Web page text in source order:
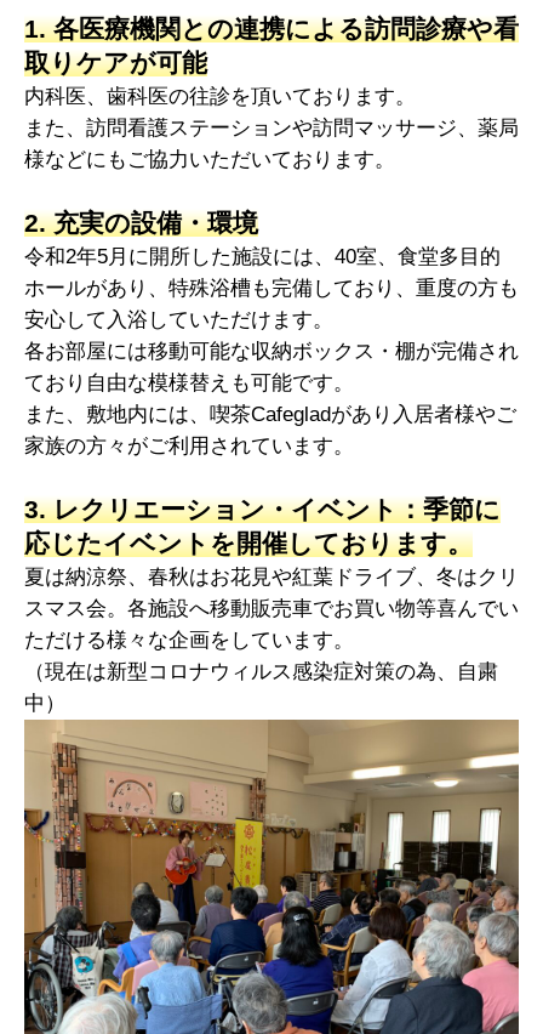
1. 各医療機関との連携による訪問診療や看
取りケアが可能
内科医、歯科医の往診を頂いております。
また、訪問看護ステーションや訪問マッサージ、薬局
様などにもご協力いただいております。
2. 充実の設備・環境
令和2年5月に開所した施設には、40室、食堂多目的
ホールがあり、特殊浴槽も完備しており、重度の方も
安心して入浴していただけます。
各お部屋には移動可能な収納ボックス・棚が完備され
ており自由な模様替えも可能です。
また、敷地内には、喫茶Cafegladがあり入居者様やご
家族の方々がご利用されています。
3. レクリエーション・イベント：季節に
応じたイベントを開催しております。
夏は納涼祭、春秋はお花見や紅葉ドライブ、冬はクリ
スマス会。各施設へ移動販売車でお買い物等喜んでい
ただける様々な企画をしています。
（現在は新型コロナウィルス感染症対策の為、自粛
中）